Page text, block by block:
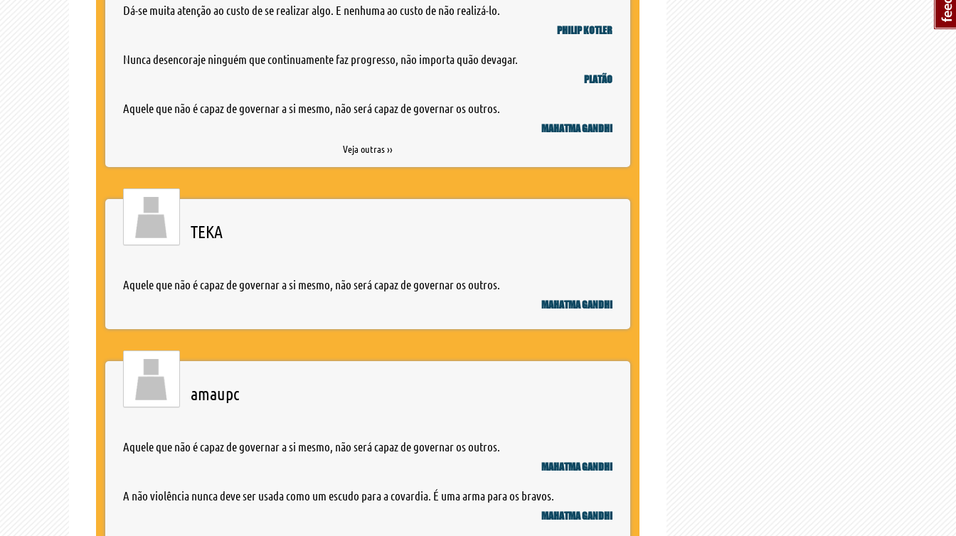
Dá-se muita atenção ao custo de se realizar algo. E nenhuma ao custo de não realizá-lo.
PHILIP KOTLER
Nunca desencoraje ninguém que continuamente faz progresso, não importa quão devagar.
PLATÃO
Aquele que não é capaz de governar a si mesmo, não será capaz de governar os outros.
MAHATMA GANDHI
Veja outras ››
TEKA
Aquele que não é capaz de governar a si mesmo, não será capaz de governar os outros.
MAHATMA GANDHI
amaupc
Aquele que não é capaz de governar a si mesmo, não será capaz de governar os outros.
MAHATMA GANDHI
A não violência nunca deve ser usada como um escudo para a covardia. É uma arma para os bravos.
MAHATMA GANDHI